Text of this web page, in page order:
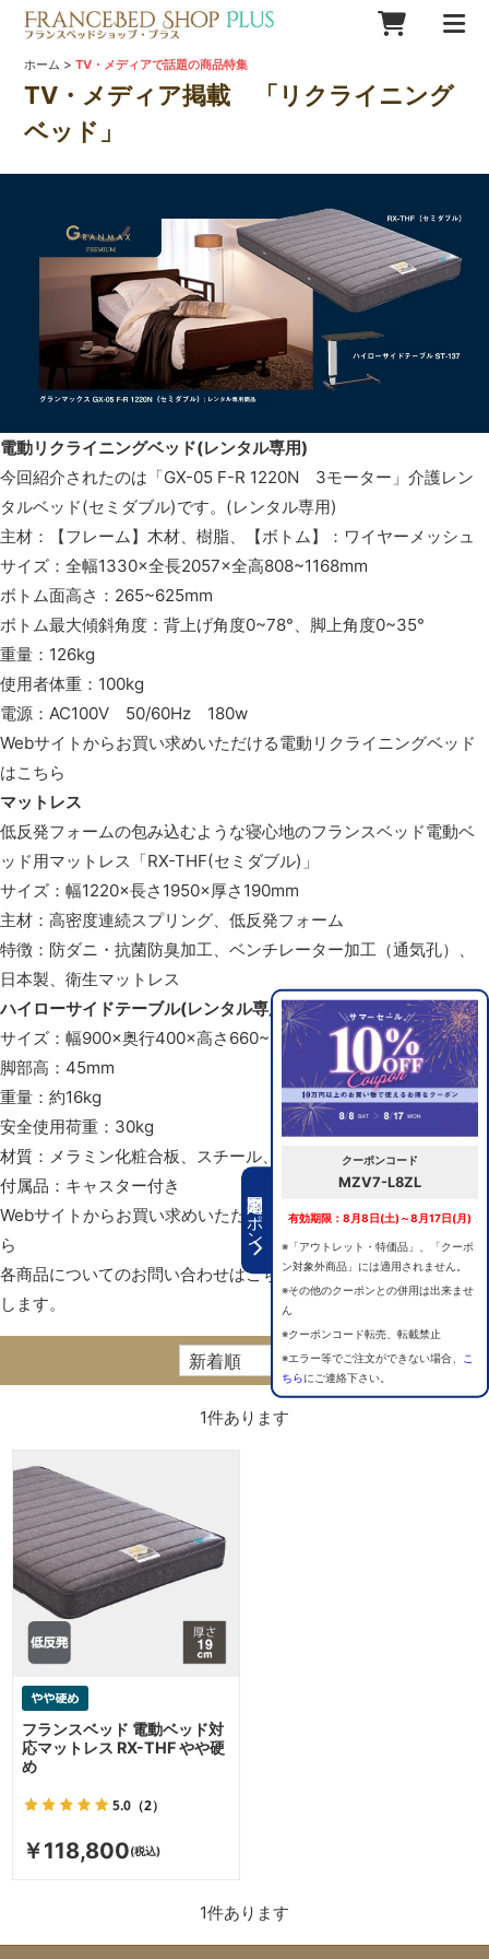
期間限定クーポン
クーポンコード
MZV7-L8ZL
有効期限：8月8日(土)～8月17日(月)
※「アウトレット・特価品」、「クーポ
ン対象外商品」には適用されません。
※その他のクーポンとの併用は出来ませ
ん
※クーポンコード転売、転載禁止
※エラー等でご注文ができない場合、
こ
ちらにご連絡下さい。
ホーム >TV・メディアで話題の商品特集
TV・メディア掲載 「リクライニング
ベッド」
電動リクライニングベッド(レンタル専用)
今回紹介されたのは「GX-05 F-R 1220N 3モーター」介護レン
タルベッド(セミダブル)です。(レンタル専用)
主材：【フレーム】木材、樹脂、【ボトム】：ワイヤーメッシュ
サイズ：全幅1330×全長2057×全高808~1168mm
ボトム面高さ：265~625mm
ボトム最大傾斜角度：背上げ角度0~78°、脚上角度0~35°
重量：126kg
使用者体重：100kg
電源：AC100V 50/60Hz 180w
Webサイトからお買い求めいただける電動リクライニングベッド
はこちら
マットレス
低反発フォームの包み込むような寝心地のフランスベッド電動ベ
ッド用マットレス「RX-THF(セミダブル)」
サイズ：幅1220×長さ1950×厚さ190mm
主材：高密度連続スプリング、低反発フォーム
特徴：防ダニ・抗菌防臭加工、ベンチレーター加工（通気孔）、
日本製、衛生マットレス
ハイローサイドテーブル(レンタル専用)
サイズ：幅900×奥行400×高さ660~980mm
脚部高：45mm
重量：約16kg
安全使用荷重：30kg
材質：メラミン化粧合板、スチール、アルミ
付属品：キャスター付き
Webサイトからお買い求めいただけるサイドテーブルなどはこち
ら
各商品についてのお問い合わせはこちらのサイトからお願いいた
します。
1件あります
フランスベッド 電動ベッド対
応マットレス RX-THF やや硬
め
5.0 （2）
￥118,800
1件あります